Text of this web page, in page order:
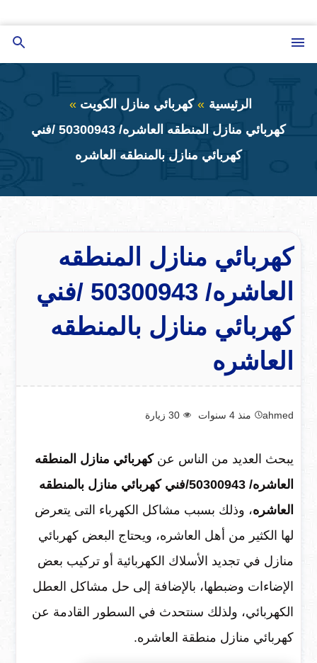
إلى
المحتوى
الرئيسية
كهربائي منازل الكويت
كهربائي منازل المنطقه العاشره/ ‎50300943 /فني
كهربائي منازل بالمنطقه العاشره
كهربائي منازل المنطقه
العاشره/ ‎50300943 /فني
كهربائي منازل بالمنطقه
العاشره
ahmed منذ 4 سنوات 30 زيارة
يبحث العديد من الناس عن كهربائي منازل المنطقه
العاشره/ ‎50300943/فني كهربائي منازل بالمنطقه
العاشره، وذلك بسبب مشاكل الكهرباء التى يتعرض
لها الكثير من أهل العاشره، ويحتاج البعض كهربائي
منازل في تجديد الأسلاك الكهربائية أو تركيب بعض
الإضاءات وضبطها، بالإضافة إلى حل مشاكل العطل
الكهربائي، ولذلك سنتحدث في السطور القادمة عن
كهربائي منازل منطقة العاشره.